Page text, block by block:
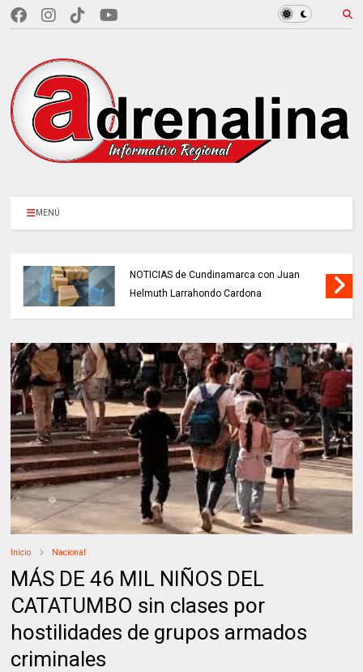
MENÚ
NOTICIAS de Cundinamarca con Juan
Helmuth Larrahondo Cardona
Inicio Nacional
MÁS DE 46 MIL NIÑOS DEL
CATATUMBO sin clases por
hostilidades de grupos armados
criminales